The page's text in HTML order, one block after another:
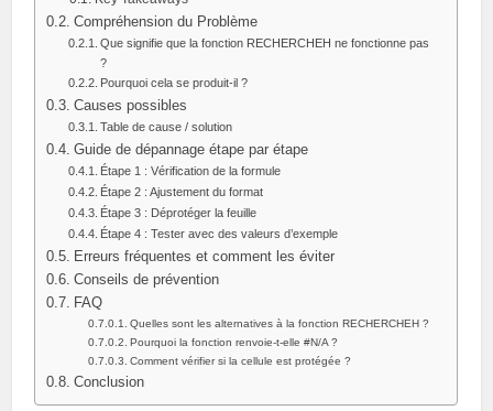
Compréhension du Problème
Que signifie que la fonction RECHERCHEH ne fonctionne pas
?
Pourquoi cela se produit-il ?
Causes possibles
Table de cause / solution
Guide de dépannage étape par étape
Étape 1 : Vérification de la formule
Étape 2 : Ajustement du format
Étape 3 : Déprotéger la feuille
Étape 4 : Tester avec des valeurs d’exemple
Erreurs fréquentes et comment les éviter
Conseils de prévention
FAQ
Quelles sont les alternatives à la fonction RECHERCHEH ?
Pourquoi la fonction renvoie-t-elle #N/A ?
Comment vérifier si la cellule est protégée ?
Conclusion